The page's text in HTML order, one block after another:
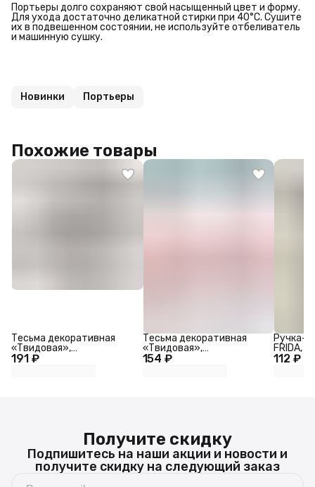
Портьеры долго сохраняют свой насыщенный цвет и форму.
Для ухода достаточно деликатной стирки при 40°C. Сушите
их в подвешенном состоянии, не используйте отбеливатель
и машинную сушку.
Новинки Портьеры
Похожие товары
191 ₽
Тесьма декоративная
«Твидовая»,
двусторонняя, 30 мм,
154 ₽
Тесьма декоративная
«Твидовая»,
двусторонняя, 30 мм,
112 ₽
Ручка-
FRIDA,
сталь,
Получите скидку
Подпишитесь на наши акции и новости и
получите скидку на следующий заказ